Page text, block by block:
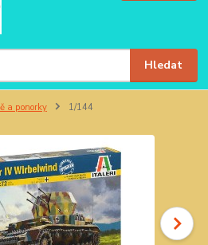
Hledat
a ponorky 1/144